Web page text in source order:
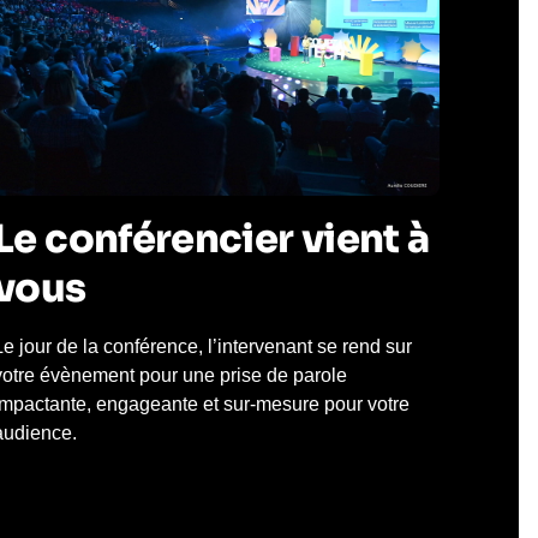
conférencier vient à
jour de la conférence, l’intervenant se rend sur
évènement pour une prise de parole
engageante et sur-mesure pour votre